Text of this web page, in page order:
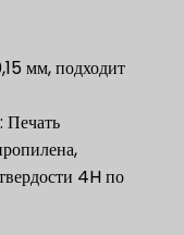
мм, подходит
​: Печать
4H по